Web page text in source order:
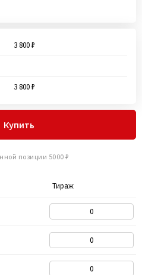
Тираж
3 800 ₽
3 800 ₽
Купить
позиции 5000 ₽